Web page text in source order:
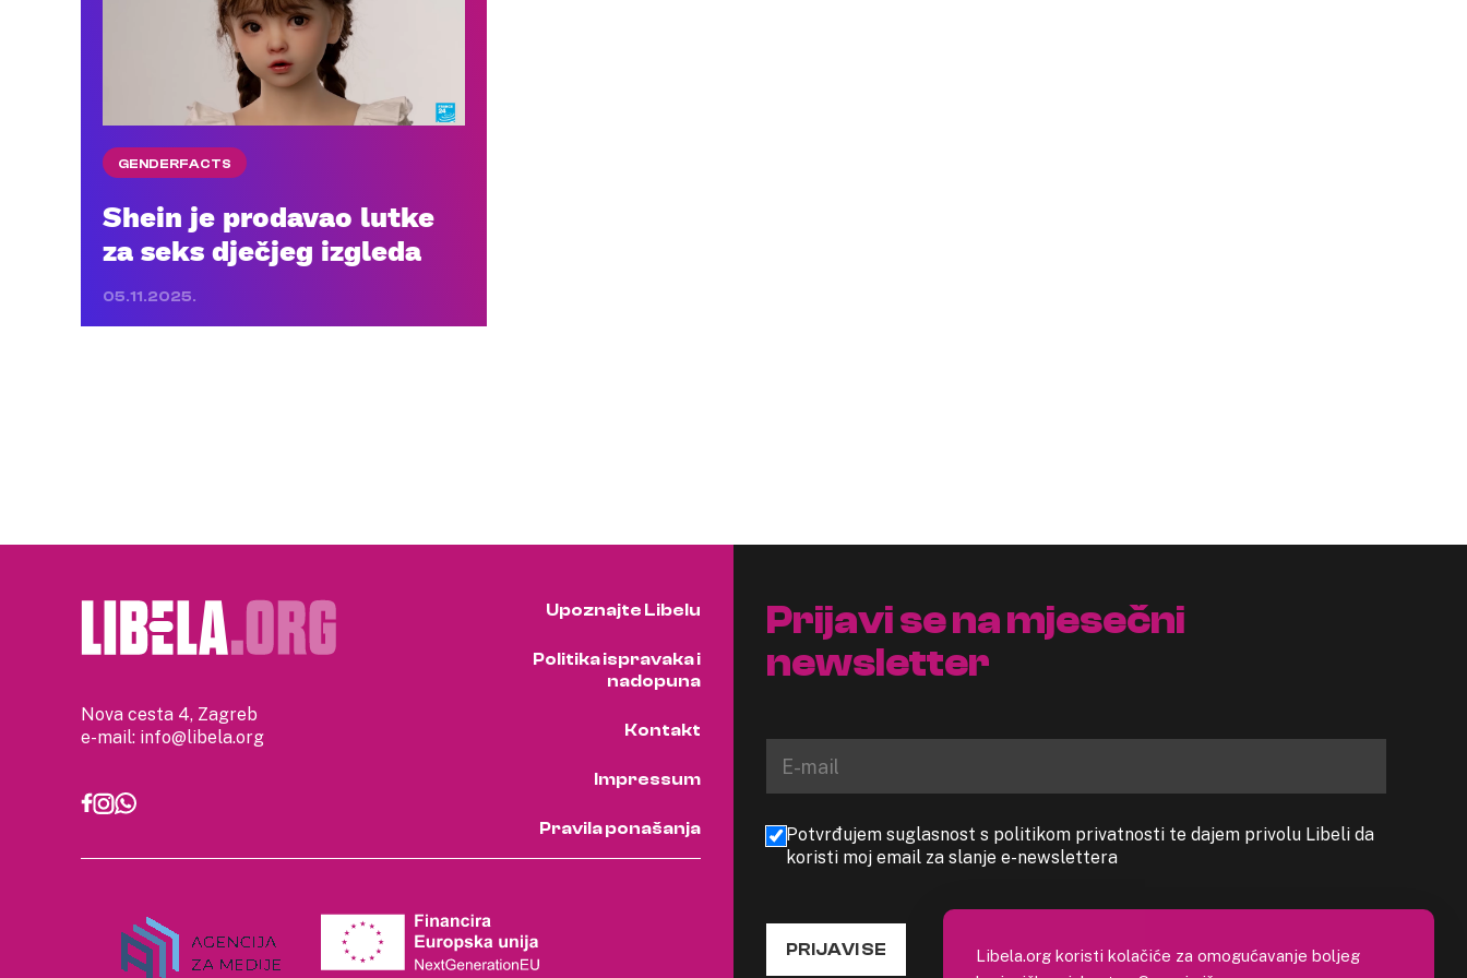
GENDERFACTS
Shein je prodavao lutke
za seks dječjeg izgleda
05.11.2025.
Nova cesta 4, Zagreb
e-mail: info@libela.org
Upoznajte Libelu
Politika ispravaka i
nadopuna
Kontakt
Impressum
Pravila ponašanja
Prijavi se na mjesečni
newsletter
Potvrđujem suglasnost s politikom privatnosti te dajem privolu Libeli da
koristi moj email za slanje e-newslettera
PRIJAVI SE
Libela.org koristi kolačiće za omogućavanje boljeg